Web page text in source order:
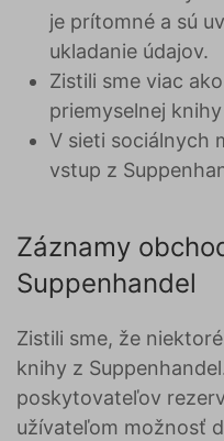
je prítomné a sú
ukladanie údajov.
Zistili sme viac
priemyselnej
V sieti sociálnych
vstup z
Záznamy
Suppenhandel
Zistili sme, že
knihy z
poskytovateľov
užívateľom možnosť